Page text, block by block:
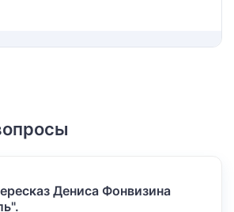
Дениса Фонвизина